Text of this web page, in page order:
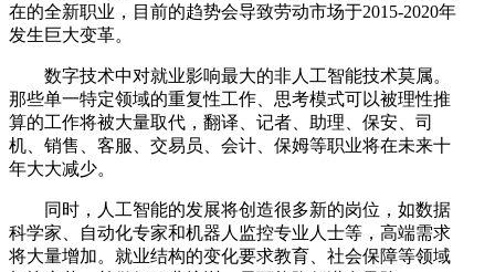
在的全新职业，目前的趋势会导致劳动市场于2015-2020年
发生巨大变革。
数字技术中对就业影响最大的非人工智能技术莫属。
那些单一特定领域的重复性工作、思考模式可以被理性推
算的工作将被大量取代，翻译、记者、助理、保安、司
机、销售、客服、交易员、会计、保姆等职业将在未来十
年大大减少。
同时，人工智能的发展将创造很多新的岗位，如数据
科学家、自动化专家和机器人监控专业人士等，高端需求
将大量增加。就业结构的变化要求教育、社会保障等领域